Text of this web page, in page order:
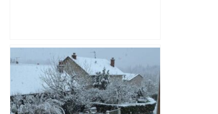
DIRECT. Colère des agriculteurs :
mobilisation agricole à Toulouse ce
samedi, 113 vaches abattues en Ariège
– ladepeche.fr